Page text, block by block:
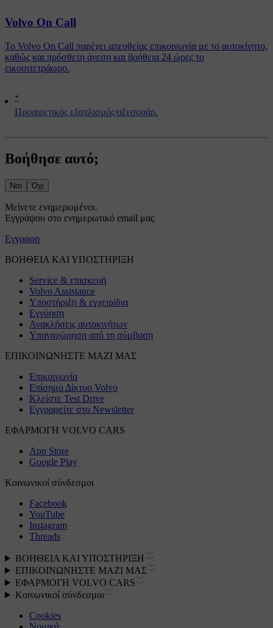
*
Προαιρετικός εξοπλισμός/αξεσουάρ.
Volvo On Call
Το Volvo On Call παρέχει απευθείας επικοινωνία με το αυτοκίνητο,
καθώς και πρόσθετη άνεση και βοήθεια 24 ώρες το
εικοσιτετράωρο.
Βοήθησε αυτό;
Ναι Όχι